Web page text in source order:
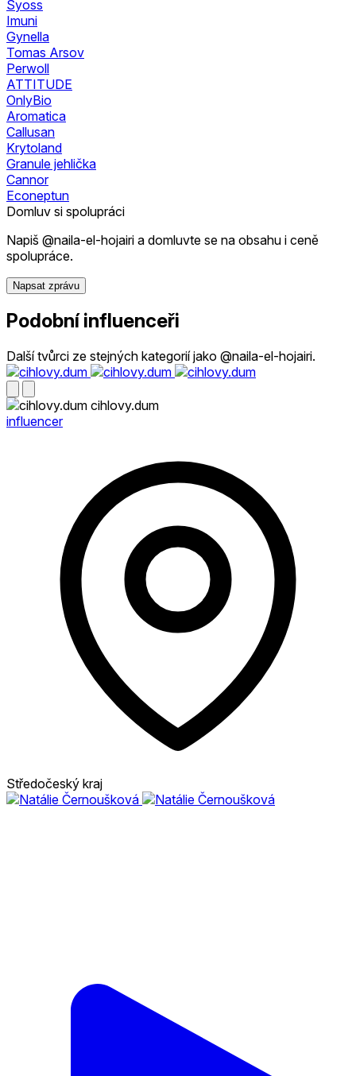
Syoss
Imuni
Gynella
Tomas Arsov
Perwoll
ATTITUDE
OnlyBio
Aromatica
Callusan
Krytoland
Granule jehlička
Cannor
Econeptun
Domluv si spolupráci
Napiš @naila-el-hojairi a domluvte se na obsahu i ceně
spolupráce.
Napsat zprávu
Podobní influenceři
Další tvůrci ze stejných kategorií jako @naila-el-hojairi.
cihlovy.dum
influencer
Středočeský kraj